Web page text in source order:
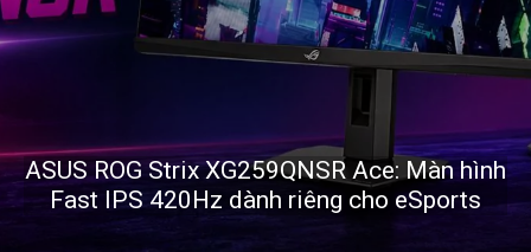
ASUS ROG Strix XG259QNSR Ace: Màn hình
Fast IPS 420Hz dành riêng cho eSports